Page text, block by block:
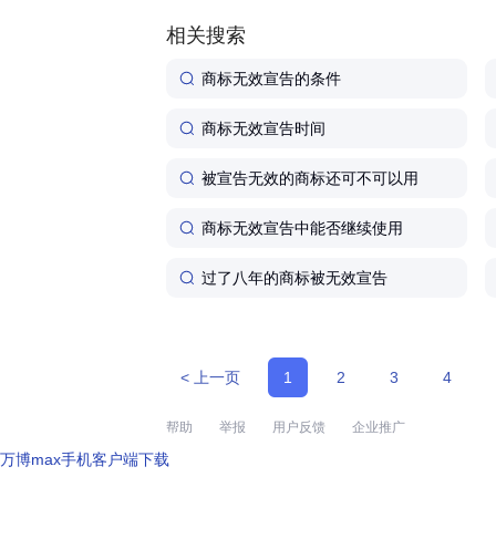
相关搜索
商标无效宣告的条件
商标无效宣告时间
被宣告无效的商标还可不可以用
商标无效宣告中能否继续使用
过了八年的商标被无效宣告
< 上一页 1 2 3 4
帮助 举报 用户反馈 企业推广
万博max手机客户端下载